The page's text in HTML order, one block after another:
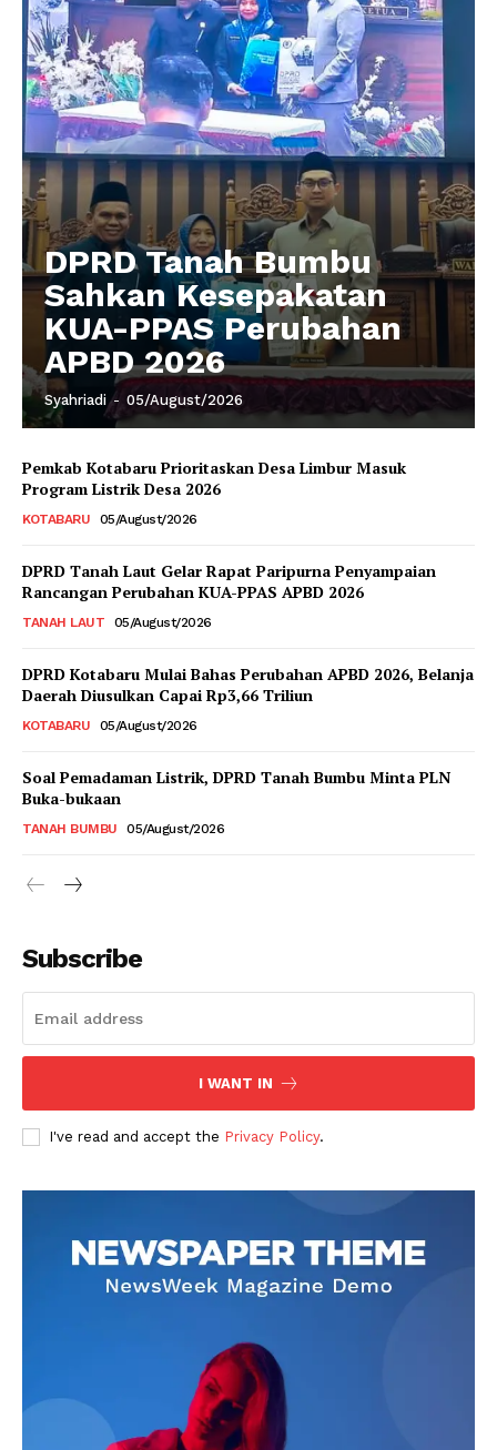
DPRD Tanah Bumbu
Sahkan Kesepakatan
KUA-PPAS Perubahan
APBD 2026
Syahriadi - 05/August/2026
Pemkab Kotabaru Prioritaskan Desa Limbur Masuk
Program Listrik Desa 2026
KOTABARU 05/August/2026
DPRD Tanah Laut Gelar Rapat Paripurna Penyampaian
Rancangan Perubahan KUA-PPAS APBD 2026
TANAH LAUT 05/August/2026
DPRD Kotabaru Mulai Bahas Perubahan APBD 2026, Belanja
Daerah Diusulkan Capai Rp3,66 Triliun
KOTABARU 05/August/2026
Soal Pemadaman Listrik, DPRD Tanah Bumbu Minta PLN
Buka-bukaan
TANAH BUMBU 05/August/2026
Subscribe
I WANT IN
I've read and accept the Privacy Policy.